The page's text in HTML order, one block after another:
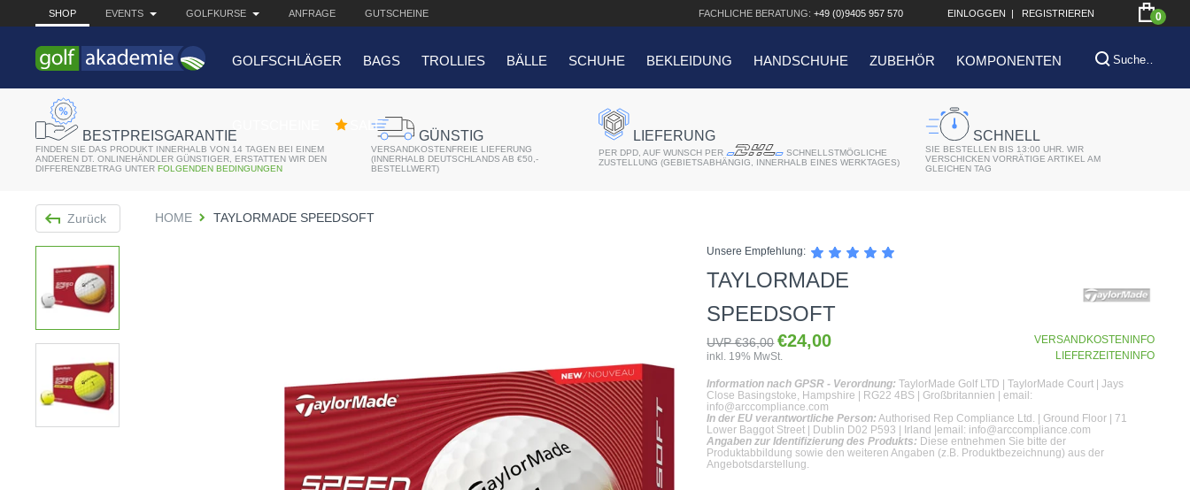
SHOP EVENTS GOLFKURSE ANFRAGE GUTSCHEINE FACHLICHE BERATUNG: +49 (0)9405 957 570 EINLOGGEN | REGISTRIEREN 0
GOLFSCHLÄGER BAGS TROLLIES BÄLLE SCHUHE BEKLEIDUNG HANDSCHUHE ZUBEHÖR KOMPONENTEN
SALE
Bridgestone JGR Driver 2018
BESTPREISGARANTIE
FINDEN SIE DAS PRODUKT INNERHALB VON 14 TAGEN BEI EINEM
ANDEREN DT. ONLINEHÄNDLER GÜNSTIGER, ERSTATTEN WIR DEN
DIFFERENZBETRAG UNTER FOLGENDEN BEDINGUNGEN
GÜNSTIG
VERSANDKOSTENFREIE LIEFERUNG
(INNERHALB DEUTSCHLANDS AB €50,-
BESTELLWERT)
LIEFERUNG
PER DPD, AUF WUNSCH PER
SCHNELLSTMÖGLICHE
ZUSTELLUNG (GEBIETSABHÄNGIG, INNERHALB EINES WERKTAGES)
SCHNELL
SIE BESTELLEN BIS 13:00 UHR. WIR
VERSCHICKEN VORRÄTIGE ARTIKEL AM
GLEICHEN TAG
Zurück HOME TAYLORMADE SPEEDSOFT
Unsere Empfehlung:
TAYLORMADE
SPEEDSOFT
UVP €36,00 €24,00
inkl. 19% MwSt.
VERSANDKOSTENINFO
LIEFERZEITENINFO
Information nach GPSR - Verordnung: TaylorMade Golf LTD | TaylorMade Court | Jays
Close Basingstoke, Hampshire | RG22 4BS | Großbritannien | email:
info@arccompliance.com
In der EU verantwortliche Person: Authorised Rep Compliance Ltd. | Ground Floor | 71
Lower Baggot Street | Dublin D02 P593 | Irland |email: info@arccompliance.com
Angaben zur Identifizierung des Produkts: Diese entnehmen Sie bitte der
Produktabbildung sowie den weiteren Angaben (z.B. Produktbezeichnung) aus der
Angebotsdarstellung.